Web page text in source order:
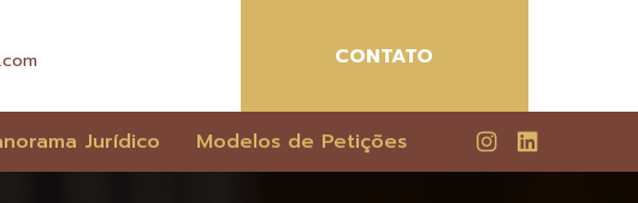
CONTATO
Jurídico Modelos de Petições